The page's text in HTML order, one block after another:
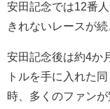
安田記念では12番
きれないレースが続
安田記念後は約4か
トルを手に入れた
時、多くのファン